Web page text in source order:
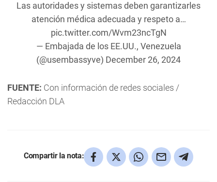
Las autoridades y sistemas deben garantizarles
atención médica adecuada y respeto a…
pic.twitter.com/Wvm23ncTgN
— Embajada de los EE.UU., Venezuela
(@usembassyve) December 26, 2024
FUENTE: Con información de redes sociales /
Redacción DLA
Compartir la nota: